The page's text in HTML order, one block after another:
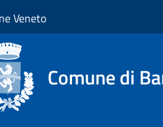
Veneto
Comune di